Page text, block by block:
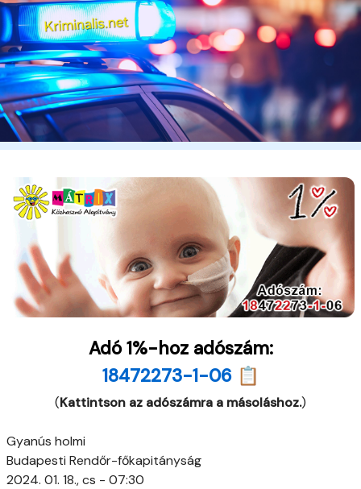
Adó 1%-hoz adószám:
18472273-1-06 📋
(Kattintson az adószámra a másoláshoz.)
Gyanús holmi
Budapesti Rendőr-főkapitányság
2024. 01. 18., cs - 07:30